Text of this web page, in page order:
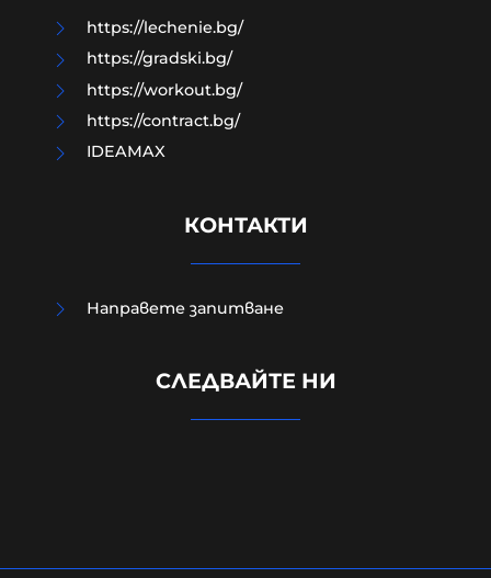
Край на цените в лева, от днес на
https://lechenie.bg/
https://gradski.bg/
https://workout.bg/
https://contract.bg/
IDEAMAX
КОНТАКТИ
Направете запитване
СЛЕДВАЙТЕ НИ